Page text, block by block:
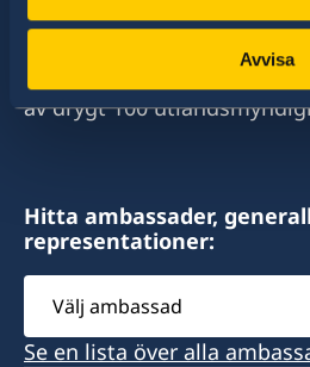
Avvisa
stort sett alla stater i
av dessa stater har Sverige
av drygt 100
Hitta ambassader,
representationer:
Välj
ambassad
Se en lista över alla